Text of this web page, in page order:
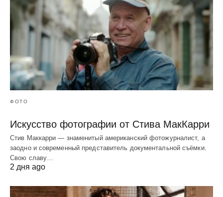
ФОТО
Искусство фотографии от Стива МакКарри
Стив Маккарри — знаменитый американский фотожурналист, а
заодно и современный представитель документальной съёмки.
Свою славу…
2 дня ago